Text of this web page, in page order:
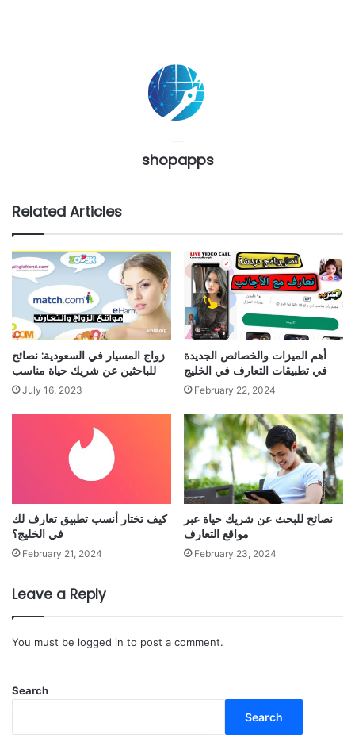
shopapps
Related Articles
زواج المسيار في السعودية: نصائح
للباحثين عن شريك حياة مناسب
July 16, 2023
أهم الميزات والخصائص الجديدة
في تطبيقات التعارف في الخليج
February 22, 2024
كيف تختار أنسب تطبيق تعارف لك
في الخليج؟
February 21, 2024
نصائح للبحث عن شريك حياة عبر
مواقع التعارف
February 23, 2024
Leave a Reply
You must be logged in to post a comment.
Search
Search